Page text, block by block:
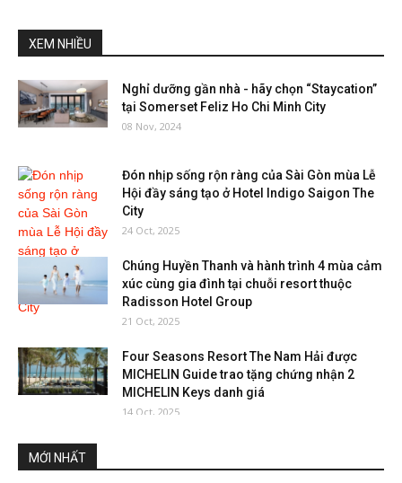
XEM NHIỀU
Nghỉ dưỡng gần nhà - hãy chọn “Staycation”
tại Somerset Feliz Ho Chi Minh City
08 Nov, 2024
Đón nhịp sống rộn ràng của Sài Gòn mùa Lễ
Hội đầy sáng tạo ở Hotel Indigo Saigon The
City
24 Oct, 2025
Chúng Huyền Thanh và hành trình 4 mùa cảm
xúc cùng gia đình tại chuỗi resort thuộc
Radisson Hotel Group
21 Oct, 2025
Four Seasons Resort The Nam Hải được
MICHELIN Guide trao tặng chứng nhận 2
MICHELIN Keys danh giá
14 Oct, 2025
MỚI NHẤT